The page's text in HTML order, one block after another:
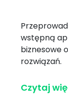
wstępną
biznesowe
rozwiązań.
Czytaj